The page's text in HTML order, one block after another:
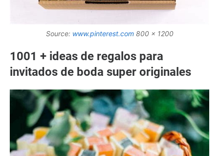
Source: www.pinterest.com800 x 1200
1001 + ideas de regalos para
invitados de boda super originales